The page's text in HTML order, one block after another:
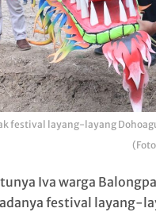
festival layang-layang
Iva warga
festival layang-